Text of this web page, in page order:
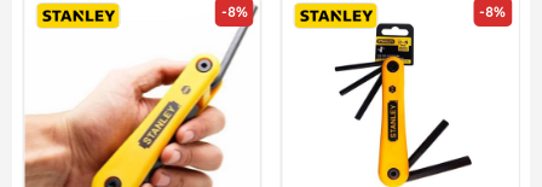
-8% -8%